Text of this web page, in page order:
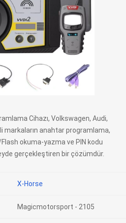
Cihazı, Volkswagen, Audi,
markaların anahtar programlama,
okuma-yazma ve PIN kodu
gerçekleştiren bir çözümdür.
X-Horse
Magicmotorsport - 2105